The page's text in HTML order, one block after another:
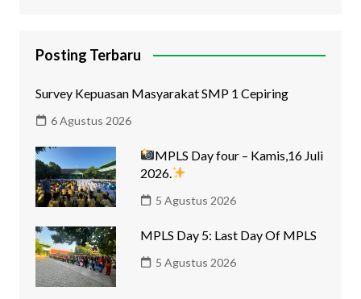
Posting Terbaru
Survey Kepuasan Masyarakat SMP 1 Cepiring
6 Agustus 2026
MPLS Day four – Kamis,16 Juli
2026.
5 Agustus 2026
MPLS Day 5: Last Day Of MPLS
5 Agustus 2026